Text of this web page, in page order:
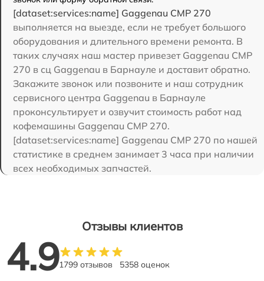
[dataset:services:name] Gaggenau CMP 270
выполняется на выезде, если не требует большого
оборудования и длительного времени ремонта. В
таких случаях наш мастер привезет Gaggenau CMP
270 в сц Gaggenau в Барнауле и доставит обратно.
Закажите звонок или позвоните и наш сотрудник
сервисного центра Gaggenau в Барнауле
проконсультирует и озвучит стоимость работ над
кофемашины Gaggenau CMP 270.
[dataset:services:name] Gaggenau CMP 270 по нашей
статистике в среднем занимает 3 часа при наличии
всех необходимых запчастей.
Отзывы клиентов
4.91799 отзывов 5358 оценок